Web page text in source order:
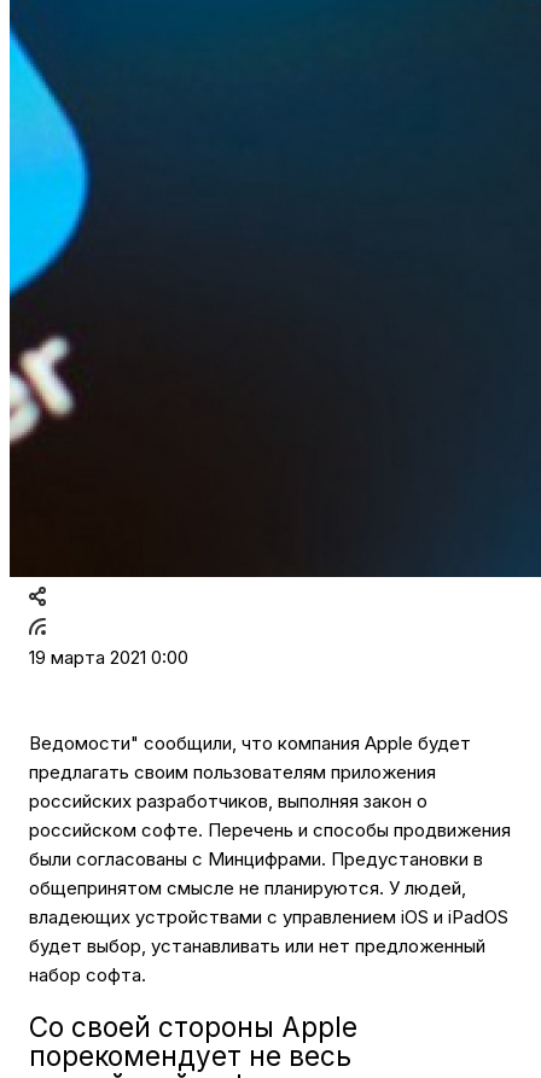
19 марта 2021 0:00
Ведомости" сообщили, что компания Apple будет
предлагать своим пользователям приложения
российских разработчиков, выполняя закон о
российском софте. Перечень и способы продвижения
были согласованы с Минцифрами. Предустановки в
общепринятом смысле не планируются. У людей,
владеющих устройствами с управлением iOS и iPadOS
будет выбор, устанавливать или нет предложенный
набор софта.
Со своей стороны Apple
порекомендует не весь